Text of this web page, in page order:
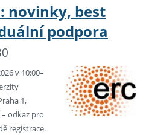
novinky, best
podpora
v 10:00–
1,
odkaz pro
registrace.